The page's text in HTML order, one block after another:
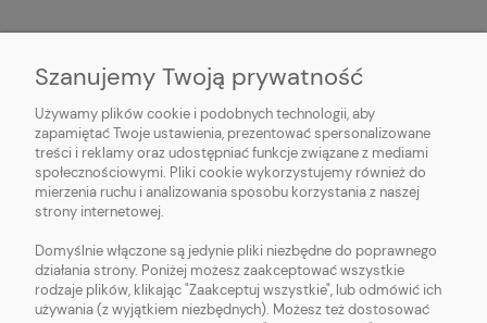
O NAS
OBSŁUGA KLIENTA
POMOC
MOJE KONTO
Szanujemy Twoją prywatność
Używamy plików cookie i podobnych technologii, aby
zapamiętać Twoje ustawienia, prezentować spersonalizowane
treści i reklamy oraz udostępniać funkcje związane z mediami
społecznościowymi. Pliki cookie wykorzystujemy również do
mierzenia ruchu i analizowania sposobu korzystania z naszej
strony internetowej.
Domyślnie włączone są jedynie pliki niezbędne do poprawnego
działania strony. Poniżej możesz zaakceptować wszystkie
rodzaje plików, klikając "Zaakceptuj wszystkie", lub odmówić ich
używania (z wyjątkiem niezbędnych). Możesz też dostosować